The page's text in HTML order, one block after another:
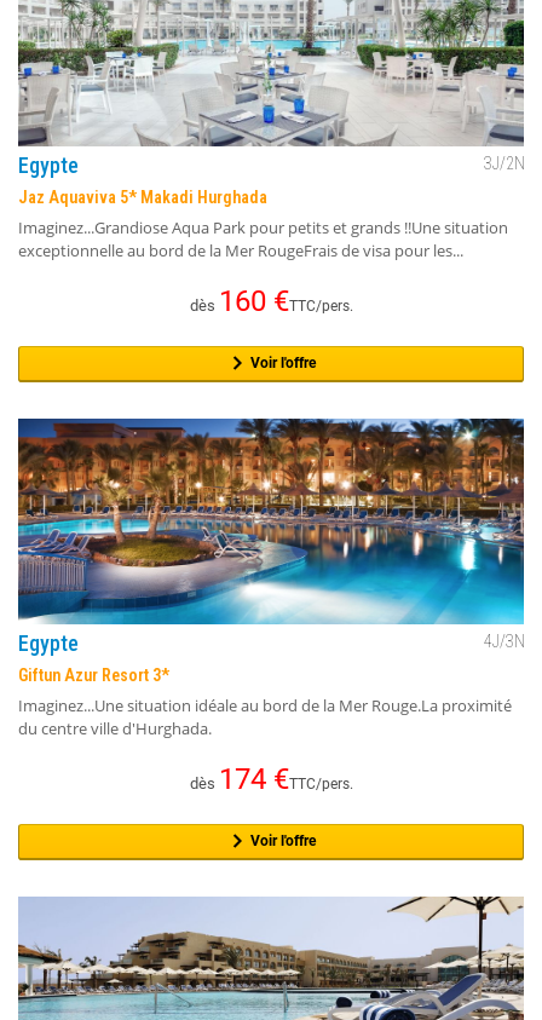
Egypte 3J/2N
Jaz Aquaviva 5* Makadi Hurghada
Imaginez...Grandiose Aqua Park pour petits et grands !!Une situation
exceptionnelle au bord de la Mer RougeFrais de visa pour les...
dès 160€TTC/pers.
Voir l'offre
Egypte 4J/3N
Giftun Azur Resort 3*
Imaginez...Une situation idéale au bord de la Mer Rouge.La proximité
du centre ville d'Hurghada.
dès 174€TTC/pers.
Voir l'offre